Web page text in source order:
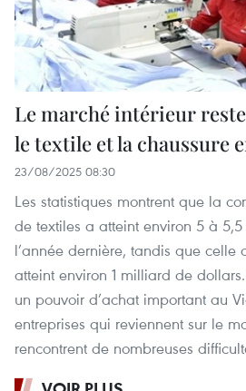
Le marché intérieur
le textile et la chaussure
23/08/2025 08:30
Les statistiques montrent que la
de textiles a atteint environ 5 à
l’année dernière, tandis que celle
atteint environ 1 milliard de
un pouvoir d’achat important au
entreprises qui reviennent sur le
rencontrent de nombreuses